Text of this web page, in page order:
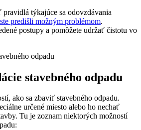
týkajúce sa odovzdávania
predišli možným problémom.
postupy a pomôžete udržať čistotu vo
stavebného odpadu
ako sa zbaviť stavebného odpadu.
určené miesto alebo ho nechať
Tu je zoznam niektorých možností